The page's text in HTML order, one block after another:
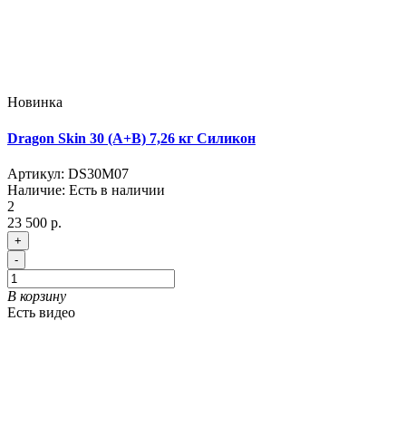
Новинка
Dragon Skin 30 (A+B) 7,26 кг Силикон
Артикул: DS30M07
Наличие: Есть в наличии
2
23 500 р.
+
-
В корзину
Есть видео